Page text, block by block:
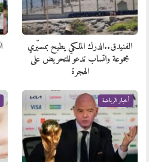
الفنيدق..الدرك الملكي يطيح بمسيّري
مجموعة واتساب تدعو للتحريض على
الهجرة
أخبار الرياضة